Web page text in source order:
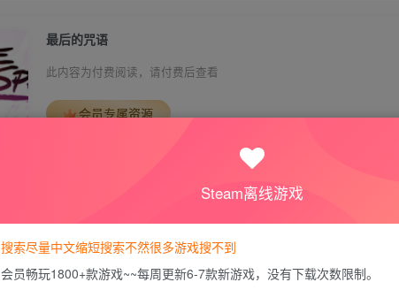
最后的咒语
此内容为付费阅读，请付费后查看
会员专属资源
Steam离线游戏
搜索尽量中文缩短搜索不然很多游戏搜不到
会员畅玩1800+款游戏~~每周更新6-7款新游戏，没有下载次数限制。